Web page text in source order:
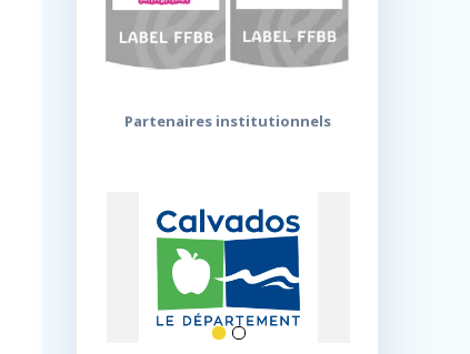
Partenaires institutionnels